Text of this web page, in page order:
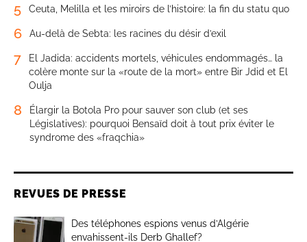
5 Ceuta, Melilla et les miroirs de l’histoire: la fin du statu quo
6 Au-delà de Sebta: les racines du désir d’exil
7
El Jadida: accidents mortels, véhicules endommagés… la
colère monte sur la «route de la mort» entre Bir Jdid et El
Oulja
8
Élargir la Botola Pro pour sauver son club (et ses
Législatives): pourquoi Bensaïd doit à tout prix éviter le
syndrome des «fraqchia»
REVUES DE PRESSE
Des téléphones espions venus d’Algérie
envahissent-ils Derb Ghallef?